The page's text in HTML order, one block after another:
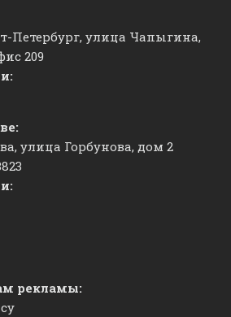
Петербург, улица Чапыгина,
209
улица Горбунова, дом 2
рекламы: